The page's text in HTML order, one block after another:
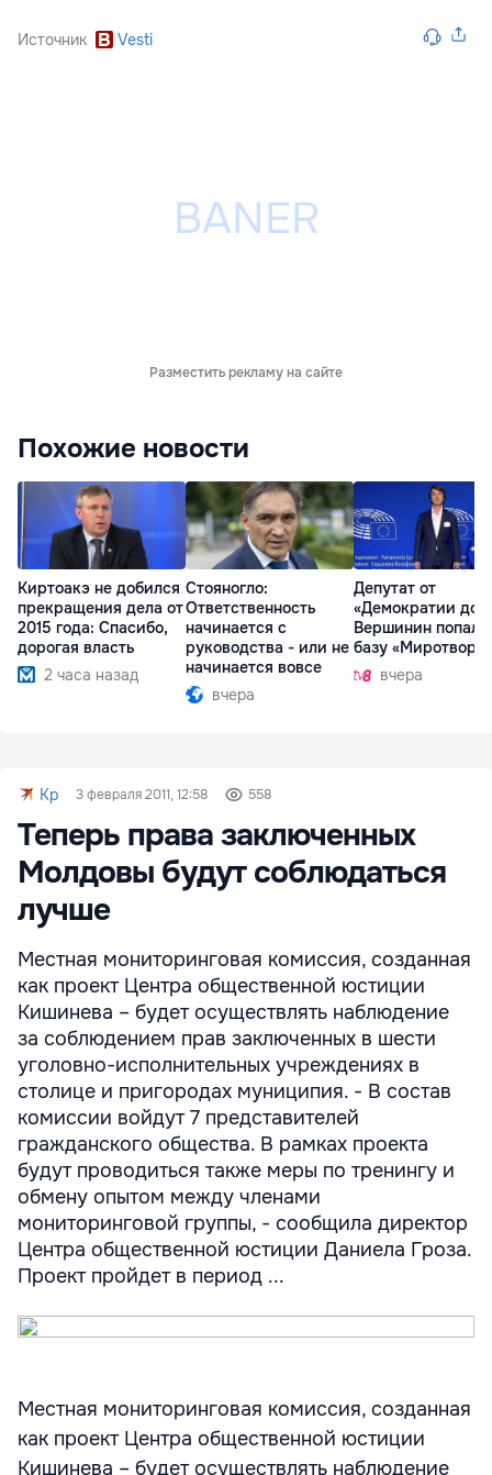
Источник Vesti
Разместить рекламу на сайте
Похожие новости
Киртоакэ не добился
прекращения дела от
2015 года: Спасибо,
дорогая власть
2 часа назад
Стояногло:
Ответственность
начинается с
руководства - или не
начинается вовсе
вчера
Депутат от
«Демократии
Вершинин попал в
базу
вчера
Kp 3 февраля 2011, 12:58 558
Теперь права заключенных
Молдовы будут соблюдаться
лучше
Местная мониторинговая комиссия, созданная
как проект Центра общественной юстиции
Кишинева – будет осуществлять наблюдение
за соблюдением прав заключенных в шести
уголовно-исполнительных учреждениях в
столице и пригородах муниципия. - В состав
комиссии войдут 7 представителей
гражданского общества. В рамках проекта
будут проводиться также меры по тренингу и
обмену опытом между членами
мониторинговой группы, - сообщила директор
Центра общественной юстиции Даниела Гроза.
Проект пройдет в период ...
Местная мониторинговая комиссия, созданная
как проект Центра общественной юстиции
Кишинева – будет осуществлять наблюдение